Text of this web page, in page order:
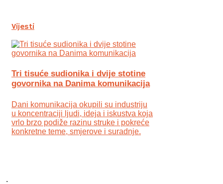
Vijesti
Tri tisuće sudionika i dvije stotine
govornika na Danima komunikacija
Dani komunikacija okupili su industriju
u koncentraciji ljudi, ideja i iskustva koja
vrlo brzo podiže razinu struke i pokreće
konkretne teme, smjerove i suradnje.
.